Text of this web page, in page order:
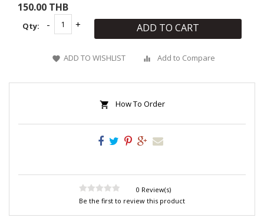
150.00 THB
Qty: ADD TO CART
ADD TO WISHLIST Add to Compare
How To Order
0 Review(s)
Be the first to review this product